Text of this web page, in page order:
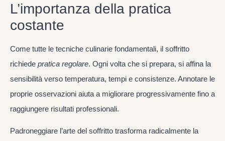
L’importanza della pratica
costante
Come tutte le tecniche culinarie fondamentali, il soffritto
richiede pratica regolare. Ogni volta che si prepara, si affina la
sensibilità verso temperatura, tempi e consistenze. Annotare le
proprie osservazioni aiuta a migliorare progressivamente fino a
raggiungere risultati professionali.
Padroneggiare l’arte del soffritto trasforma radicalmente la